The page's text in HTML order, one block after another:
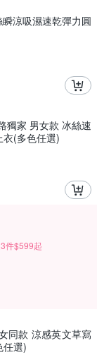
涼吸濕速乾彈力圓
獨家 男女款 冰絲速
(多色任選)
件$599起
同款 涼感英文草寫
任選)